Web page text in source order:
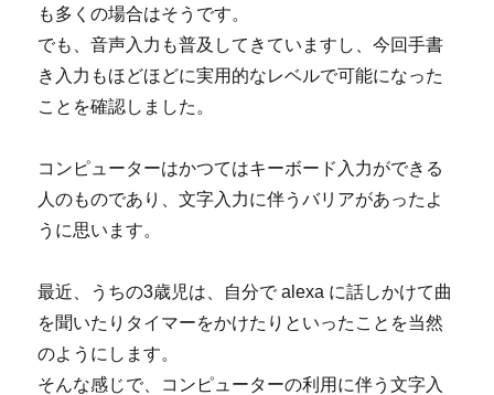
も多くの場合はそうです。
でも、音声入力も普及してきていますし、今回手書
き入力もほどほどに実用的なレベルで可能になった
ことを確認しました。
コンピューターはかつてはキーボード入力ができる
人のものであり、文字入力に伴うバリアがあったよ
うに思います。
最近、うちの3歳児は、自分で alexa に話しかけて曲
を聞いたりタイマーをかけたりといったことを当然
のようにします。
そんな感じで、コンピューターの利用に伴う文字入